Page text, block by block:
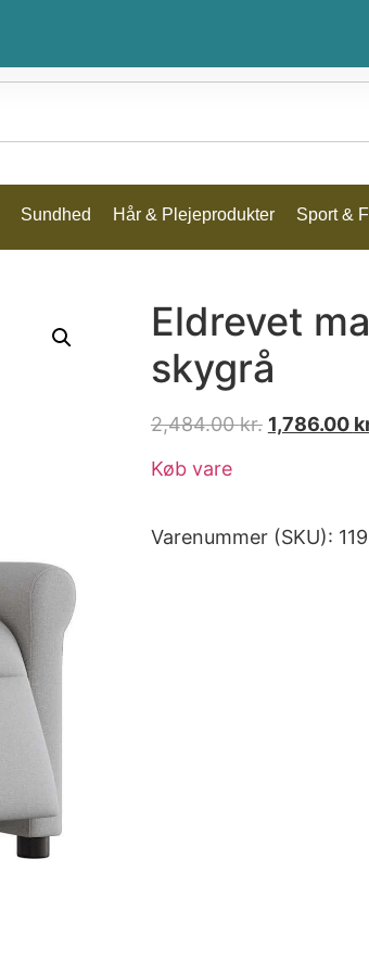
Sundhed Hår & Plejeprodukter Sport &
Eldrevet
skygrå
2,484.00kr. 1,786.00
Køb vare
Varenummer (SKU):